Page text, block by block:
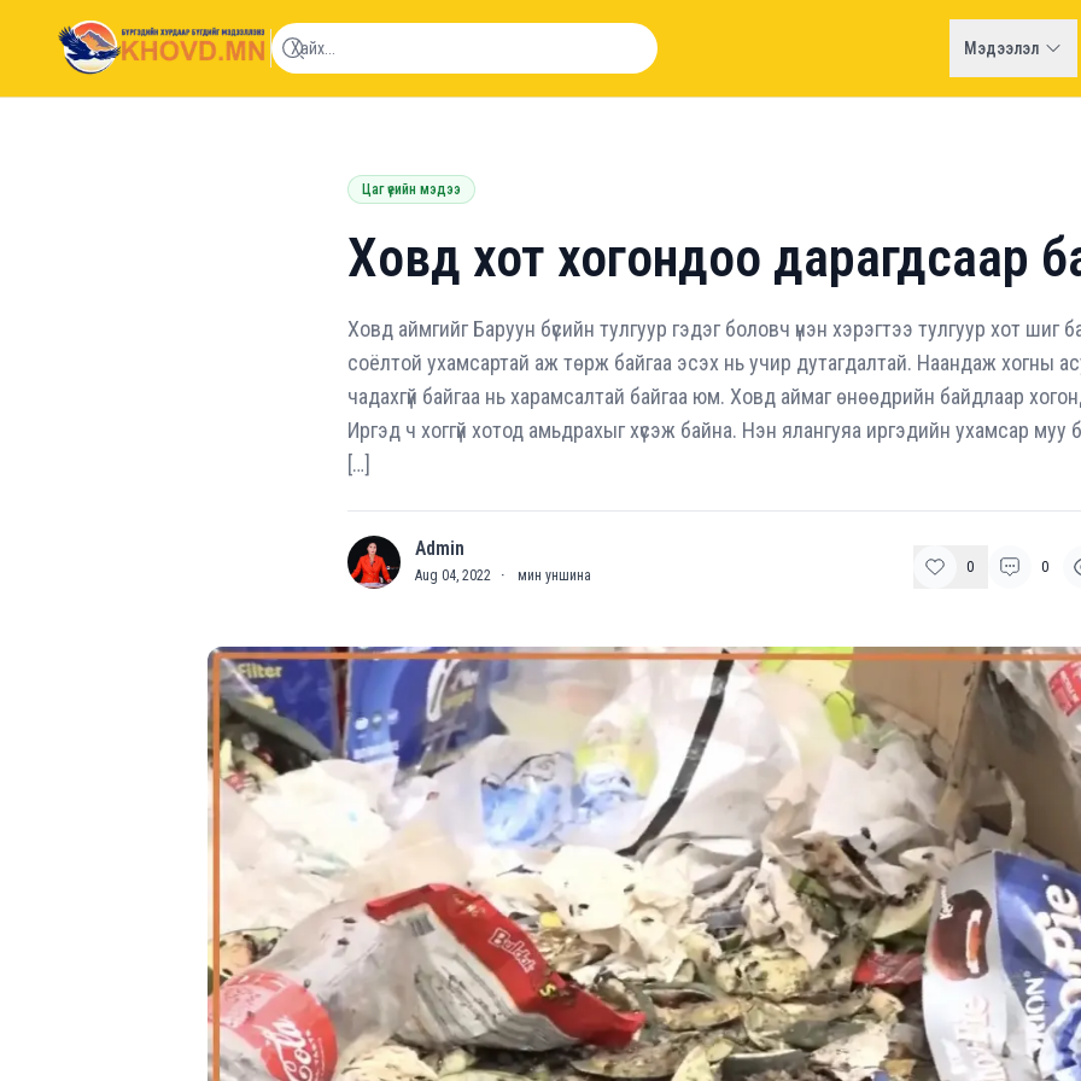
khovd.mn
Мэдээлэл
Цаг үеийн мэдээ
Ховд хот хогондоо дарагдсаар
Ховд аймгийг Баруун бүсийн тулгуур гэдэг боловч үнэн хэрэгтээ тулгуур хот шиг
соёлтой ухамсартай аж төрж байгаа эсэх нь учир дутагдалтай. Наандаж хогны
чадахгүй байгаа нь харамсалтай байгаа юм. Ховд аймаг өнөөдрийн байдлаар
Иргэд ч хоггүй хотод амьдрахыг хүсэж байна. Нэн ялангуяа иргэдийн ухамсар муу
[…]
A Admin
Aug 04, 2022 · мин уншина 0 0